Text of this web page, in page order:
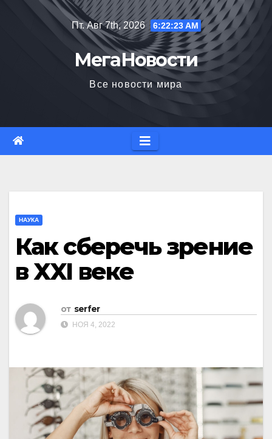
Пт. Авг 7th, 2026 6:22:24 AM
МегаНовости
Все новости мира
НАУКА
Как сберечь зрение
в XXI веке
от serfer
НОЯ 4, 2022